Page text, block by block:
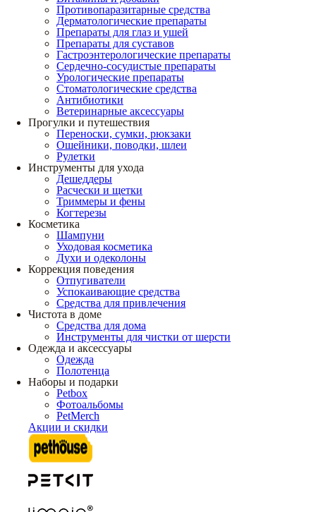
Противопаразитарные средства
Дерматологические препараты
Препараты для глаз и ушей
Препараты для суставов
Гастроэнтерологические препараты
Сердечно-сосудистые препараты
Урологические препараты
Стоматологические средства
Антибиотики
Ветеринарные аксессуары
Прогулки и путешествия
Переноски, сумки, рюкзаки
Ошейники, поводки, шлеи
Рулетки
Инструменты для ухода
Дешеддеры
Расчески и щетки
Триммеры и фены
Когтерезы
Косметика
Шампуни
Уходовая косметика
Духи и одеколоны
Коррекция поведения
Отпугиватели
Успокаивающие средства
Средства для привлечения
Чистота в доме
Средства для дома
Инструменты для чистки от шерсти
Одежда и аксессуары
Одежда
Полотенца
Наборы и подарки
Petbox
Фотоальбомы
PetMerch
Акции и скидки